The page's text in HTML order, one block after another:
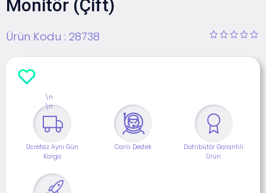
Monitör (Çift)
Ürün Kodu : 28738
Ücretsiz Aynı Gün
Kargo
Canlı Destek
Distribütör Garantili
Ürün
\n
\n